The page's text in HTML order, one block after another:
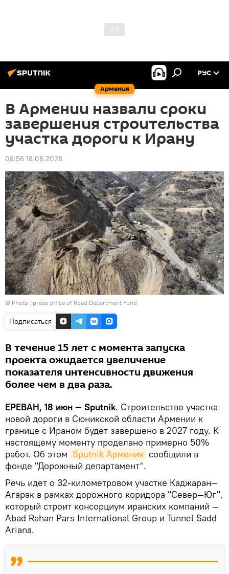
Армения
РУС
В Армении назвали сроки
завершения строительства
участка дороги к Ирану
08:56 18.06.2026
© Photo : press office of Road Department Fund
Подписаться
В течение 15 лет с момента запуска
проекта ожидается увеличение
показателя интенсивности движения
более чем в два раза.
ЕРЕВАН, 18 июн — Sputnik. Строительство участка
новой дороги в Сюникской области Армении к
границе с Ираном будет завершено в 2027 году. К
настоящему моменту проделано примерно 50%
работ. Об этом Sputnik Армения сообщили в
фонде "Дорожный департамент".
Речь идет о 32-километровом участке Каджаран—
Агарак в рамках дорожного коридора "Север—Юг",
который строит консорциум иранских компаний —
Abad Rahan Pars International Group и Tunnel Sadd
Ariana.